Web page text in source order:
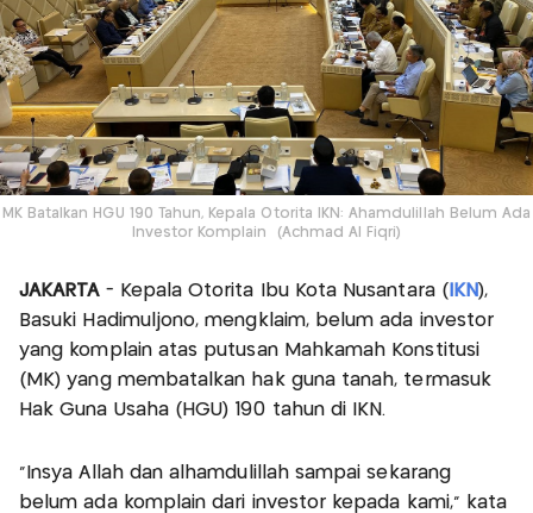
MK Batalkan HGU 190 Tahun, Kepala Otorita IKN: Ahamdulillah Belum Ada
Investor Komplain (Achmad Al Fiqri)
JAKARTA - Kepala Otorita Ibu Kota Nusantara ( IKN),
Basuki Hadimuljono, mengklaim, belum ada investor
yang komplain atas putusan Mahkamah Konstitusi
(MK) yang membatalkan hak guna tanah, termasuk
Hak Guna Usaha (HGU) 190 tahun di IKN.
"Insya Allah dan alhamdulillah sampai sekarang
belum ada komplain dari investor kepada kami," kata